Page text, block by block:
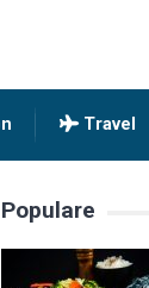
Travel
Populare